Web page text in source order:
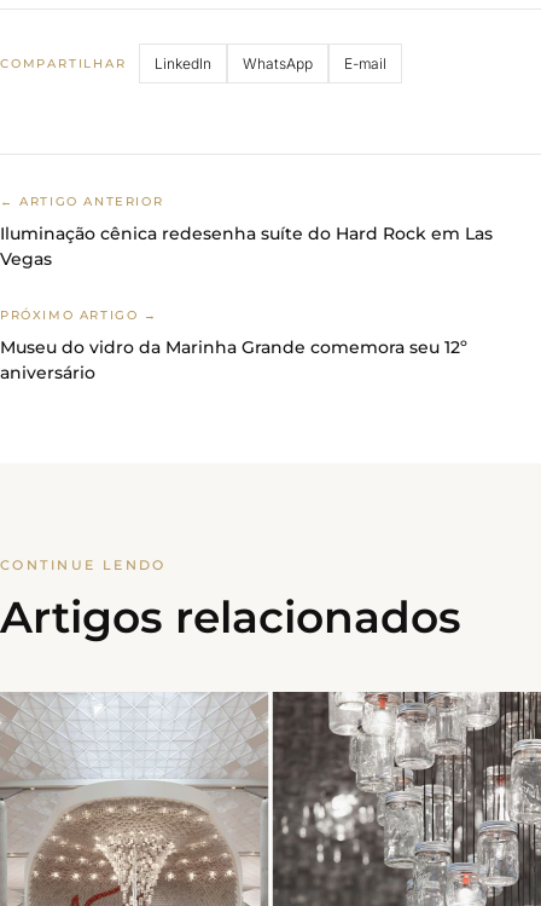
COMPARTILHAR LinkedIn WhatsApp E-mail
← ARTIGO ANTERIOR
Iluminação cênica redesenha suíte do Hard Rock em Las
Vegas
PRÓXIMO ARTIGO →
Museu do vidro da Marinha Grande comemora seu 12º
aniversário
CONTINUE LENDO
Artigos relacionados